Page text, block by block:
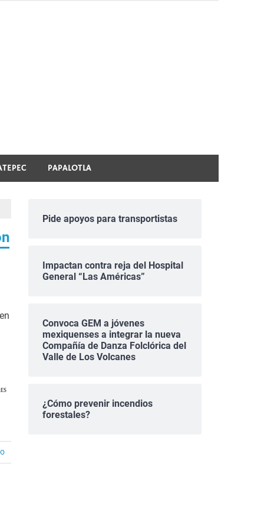
PAPALOTLA
Pide apoyos para transportistas
Impactan contra reja del Hospital
General “Las Américas”
Convoca GEM a jóvenes
mexiquenses a integrar la nueva
Compañía de Danza Folclórica del
Valle de Los Volcanes
¿Cómo prevenir incendios
forestales?